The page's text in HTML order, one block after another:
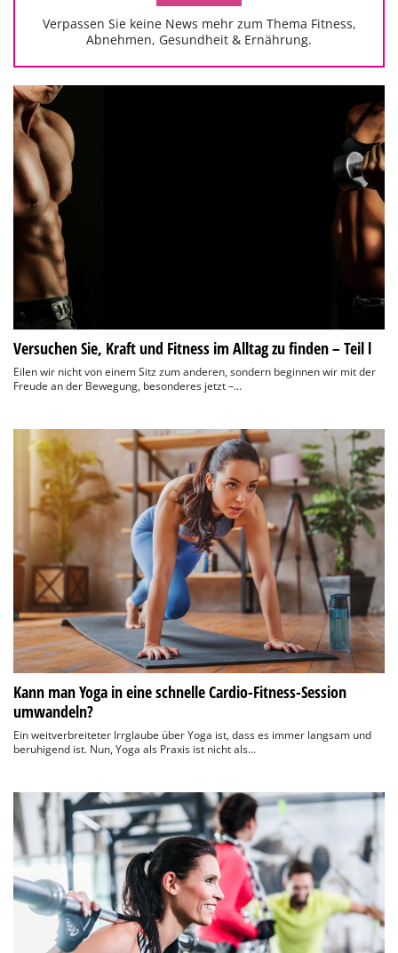
Verpassen Sie keine News mehr zum Thema Fitness,
Abnehmen, Gesundheit & Ernährung.
Versuchen Sie, Kraft und Fitness im Alltag zu finden – Teil l
Eilen wir nicht von einem Sitz zum anderen, sondern beginnen wir mit der
Freude an der Bewegung, besonderes jetzt –...
Kann man Yoga in eine schnelle Cardio-Fitness-Session
umwandeln?
Ein weitverbreiteter Irrglaube über Yoga ist, dass es immer langsam und
beruhigend ist. Nun, Yoga als Praxis ist nicht als...